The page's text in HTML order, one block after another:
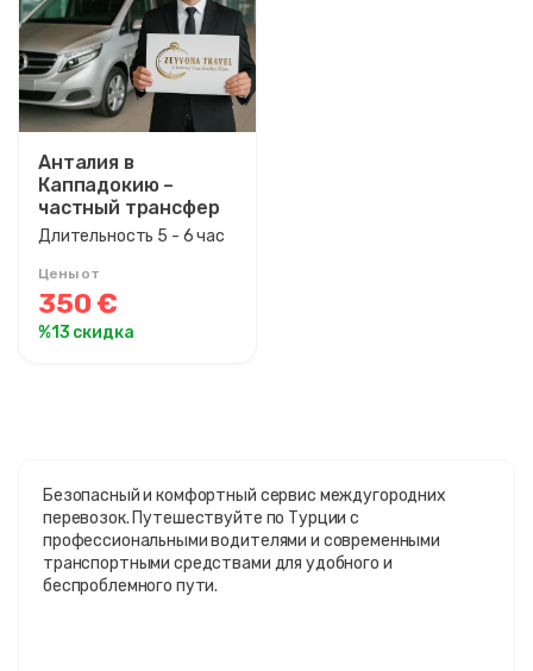
Анталия в
Каппадокию –
частный трансфер
Длительность 5 - 6 час
Цены от
350 €
%13 скидка
Безопасный и комфортный сервис междугородних
перевозок. Путешествуйте по Турции с
профессиональными водителями и современными
транспортными средствами для удобного и
беспроблемного пути.